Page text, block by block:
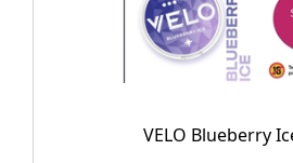
VELO Blueberry